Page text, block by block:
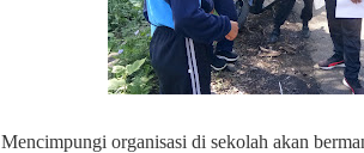
Mencimpungi organisasi di sekolah akan